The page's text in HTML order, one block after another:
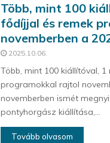
Több, mint 100
fődíjjal és remek
novemberben a
2025.10.06.
Több, mint 100 kiállítóval,
programokkal rajtol
novemberben ismét
pontyhorgász kiállítása,...
Tovább olvasom